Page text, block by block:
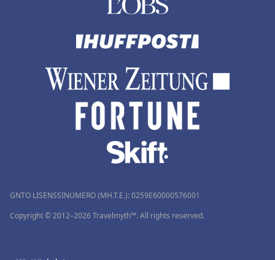
GNTO LISENSSINUMERO (MH.T.E.): 0259Ε60000576001
Copyright © 2012–2026 Travelmyth™. All rights reserved.